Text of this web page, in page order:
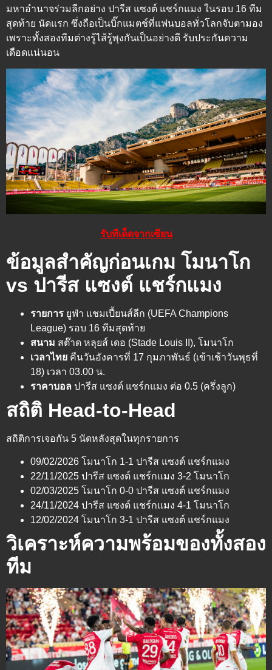
มหาอำนาจร่วมลีกอย่าง ปารีส แซงต์ แชร์กแมง ในรอบ 16 ทีม
สุดท้าย นัดแรก ซึ่งถือเป็นบิ๊กแมตช์ที่แฟนบอลทั่วโลกจับตามอง
เพราะทั้งสองทีมต่างรู้ไส้รู้พุงกันเป็นอย่างดี รับประกันความ
เดือดแน่นอน
รับทีเด็ดจากเซียน
ข้อมูลสำคัญก่อนเกม โมนาโก
vs ปารีส แซงต์ แชร์กแมง
รายการ ยูฟ่า แชมเปี้ยนส์ลีก (UEFA Champions
League) รอบ 16 ทีมสุดท้าย
สนาม สต๊าด หลุยส์ เดอ (Stade Louis II), โมนาโก
เวลาไทย คืนวันอังคารที่ 17 กุมภาพันธ์ (เข้าเช้าวันพุธที่
18) เวลา 03.00 น.
ราคาบอล ปารีส แซงต์ แชร์กแมง ต่อ 0.5 (ครึ่งลูก)
สถิติ Head-to-Head
สถิติการเจอกัน 5 นัดหลังสุดในทุกรายการ
09/02/2026 โมนาโก 1-1 ปารีส แซงต์ แชร์กแมง
22/11/2025 ปารีส แซงต์ แชร์กแมง 3-2 โมนาโก
02/03/2025 โมนาโก 0-0 ปารีส แซงต์ แชร์กแมง
24/11/2024 ปารีส แซงต์ แชร์กแมง 4-1 โมนาโก
12/02/2024 โมนาโก 3-1 ปารีส แซงต์ แชร์กแมง
วิเคราะห์ความพร้อมของทั้งสอง
ทีม